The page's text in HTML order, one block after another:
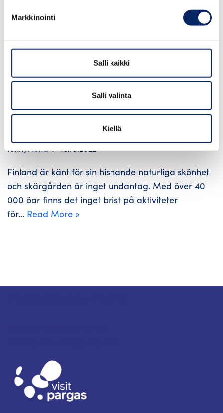
Markkinointi
Salli kaikki
Salli valinta
Kiellä
9 aktiviteettia lasten kanssa
tehnytlotta 18.10.2022
Finland är känt för sin hisnande naturliga skönhet
och skärgården är inget undantag. Med över 40
000 öar finns det inget brist på aktiviteter
för… Read More »